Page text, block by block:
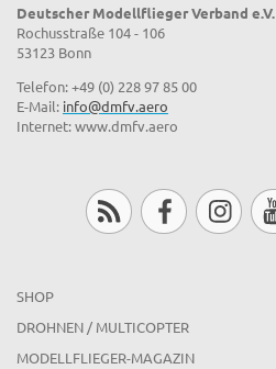
Deutscher Modellflieger Verband e.V.
Rochusstraße 104 - 106
53123 Bonn
Telefon: +49 (0) 228 97 85 00
E-Mail: info@dmfv.aero
Internet: www.dmfv.aero
SHOP
DROHNEN / MULTICOPTER
MODELLFLIEGER-MAGAZIN